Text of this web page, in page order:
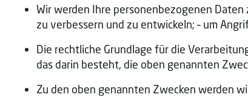
Wir werden Ihre personenbezogenen
zu verbessern und zu entwickeln; – um
Die rechtliche Grundlage für die
das darin besteht, die oben genannten
Zu den oben genannten Zwecken werden